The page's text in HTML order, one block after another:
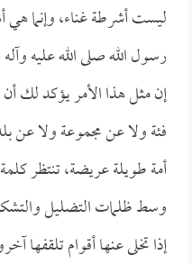
ليست أشرطة غناء، وإنما هي
رسول الله صلى الله عليه
إن مثل هذا الأمر يؤكد
فئة ولا عن مجموعة ولا عن
أمة طويلة عريضة، تنتظر
وسط ظلمات التضليل
إذا تخلى عنها أقوام